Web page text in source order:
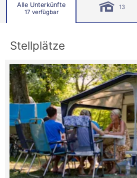
Alle Unterkünfte
17 verfügbar
13
Stellplätze